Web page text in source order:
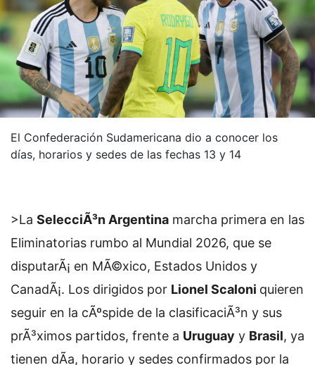
El Confederación Sudamericana dio a conocer los
días, horarios y sedes de las fechas 13 y 14
>La SelecciÃ³n Argentina marcha primera en las
Eliminatorias rumbo al Mundial 2026, que se
disputarÃ¡ en MÃ©xico, Estados Unidos y
CanadÃ¡. Los dirigidos por Lionel Scaloni quieren
seguir en la cÃºspide de la clasificaciÃ³n y sus
prÃ³ximos partidos, frente a Uruguay y Brasil, ya
tienen dÃ­a, horario y sedes confirmados por la